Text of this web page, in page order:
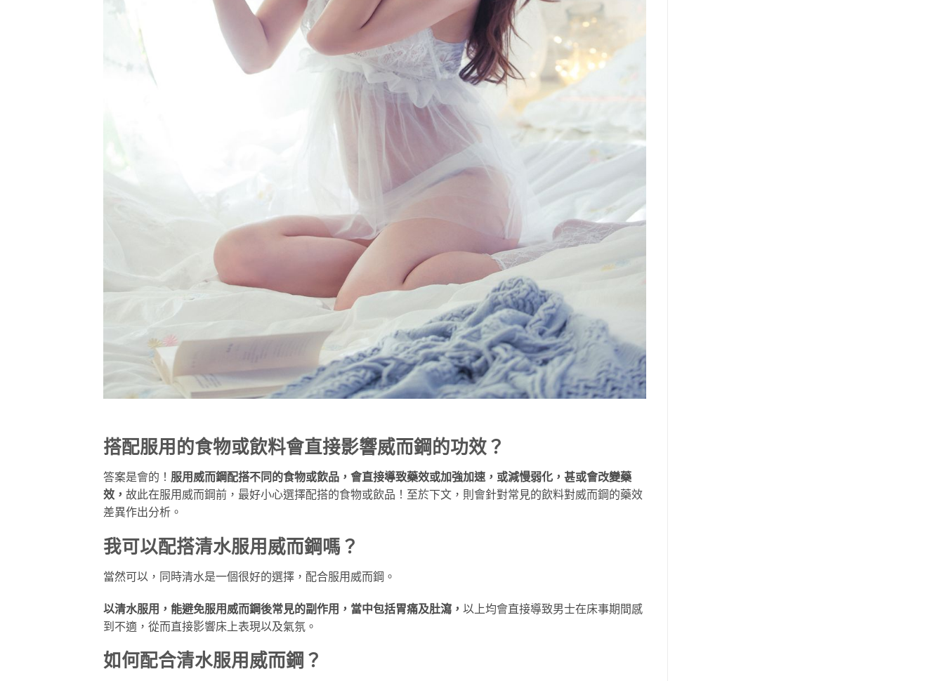
搭配服用的食物或飲料會直接影響威而鋼的功效？
答案是會的！ 服用威而鋼配搭不同的食物或飲品，會直接導致藥效或加強加速，或減慢弱化，甚或會改變藥
效， 故此在服用威而鋼前，最好小心選擇配搭的食物或飲品！至於下文，則會針對常見的飲料對威而鋼的藥效
差異作出分析。
我可以配搭清水服用威而鋼嗎？
當然可以，同時清水是一個很好的選擇，配合服用威而鋼。
以清水服用，能避免服用威而鋼後常見的副作用，當中包括胃痛及肚瀉， 以上均會直接導致男士在床事期間感
到不適，從而直接影響床上表現以及氣氛。
如何配合清水服用威而鋼？